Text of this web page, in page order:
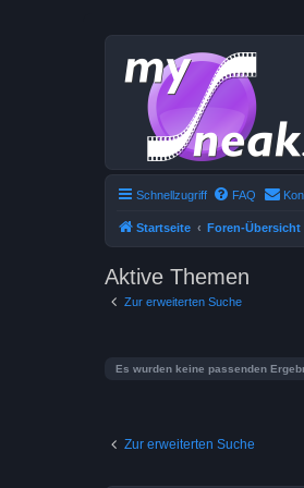
Schnellzugriff FAQ
Startseite Foren-Übersicht
Aktive Themen
Zur erweiterten Suche
Es wurden keine passenden
Zur erweiterten Suche